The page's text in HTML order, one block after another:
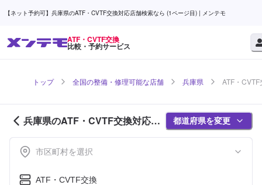
【ネット予約可】兵庫県のATF・CVTF交換対応店舗検索なら (1ページ目) | メンテモ
ATF・CVTF交換
比較・予約サービス
トップ 全国の整備・修理可能な店舗 兵庫県 ATF・
兵庫県のATF・CVTF交換対応店
舗紹介 (1ページ目)
都道府県を変更
市区町村を選択
ATF・CVTF交換